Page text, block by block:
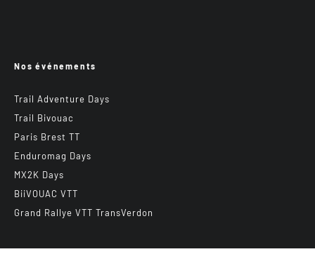
Nos événements
Trail Adventure Days
Trail Bivouac
Paris Brest TT
Enduromag Days
MX2K Days
BiiVOUAC VTT
Grand Rallye VTT TransVerdon